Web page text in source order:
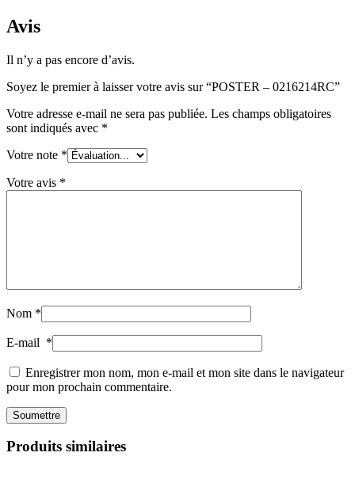
Avis
Il n’y a pas encore d’avis.
Soyez le premier à laisser votre avis sur “POSTER – 0216214RC”
Votre adresse e-mail ne sera pas publiée. Les champs obligatoires
sont indiqués avec *
Votre note *
Votre avis *
Nom *
E-mail *
Enregistrer mon nom, mon e-mail et mon site dans le navigateur
pour mon prochain commentaire.
Produits similaires